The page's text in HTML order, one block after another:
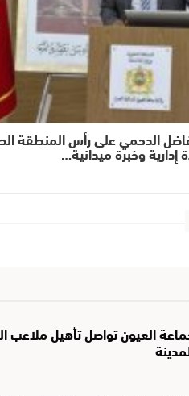
الدحمي على رأس المنطقة
إدارية وخبرة ميدانية…
العيون تواصل تأهيل ملاعب